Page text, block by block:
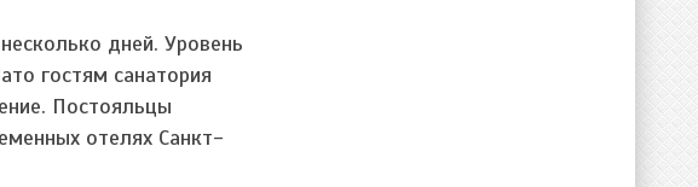
дней. Уровень
гостям санатория
Постояльцы
отелях Санкт-